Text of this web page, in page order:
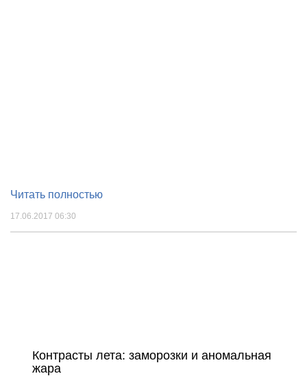
Читать полностью
17.06.2017 06:30
Контрасты лета: заморозки и аномальная
жара